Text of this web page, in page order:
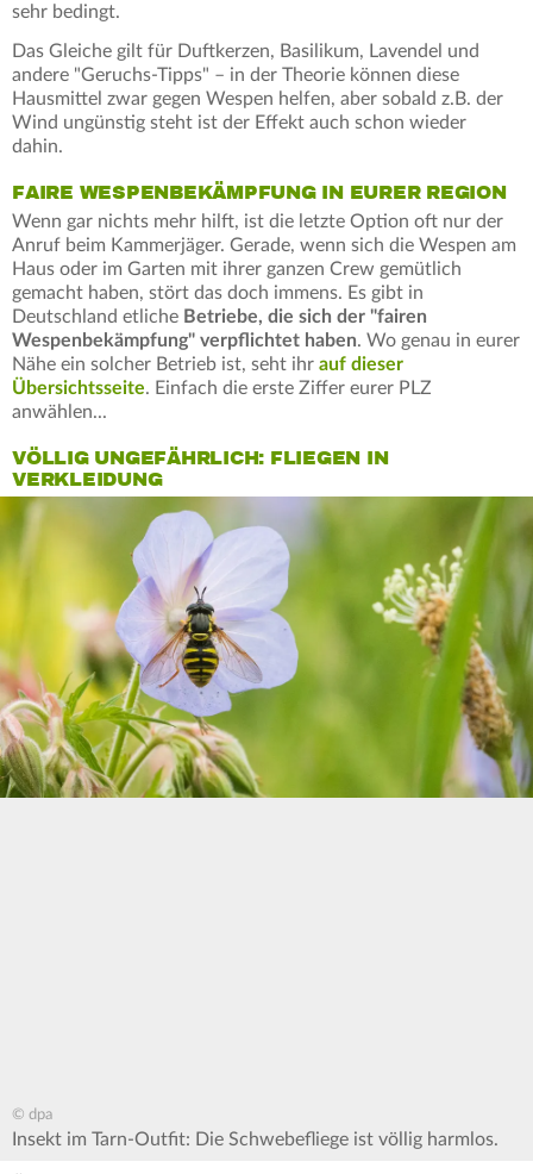
sehr bedingt.
Das Gleiche gilt für Duftkerzen, Basilikum, Lavendel und
andere "Geruchs-Tipps" – in der Theorie können diese
Hausmittel zwar gegen Wespen helfen, aber sobald z.B. der
Wind ungünstig steht ist der Effekt auch schon wieder
dahin.
FAIRE WESPENBEKÄMPFUNG IN EURER REGION
Wenn gar nichts mehr hilft, ist die letzte Option oft nur der
Anruf beim Kammerjäger. Gerade, wenn sich die Wespen am
Haus oder im Garten mit ihrer ganzen Crew gemütlich
gemacht haben, stört das doch immens. Es gibt in
Deutschland etliche Betriebe, die sich der "fairen
Wespenbekämpfung" verpflichtet haben. Wo genau in eurer
Nähe ein solcher Betrieb ist, seht ihr auf dieser
Übersichtsseite. Einfach die erste Ziffer eurer PLZ
anwählen...
VÖLLIG UNGEFÄHRLICH: FLIEGEN IN
VERKLEIDUNG
© dpa
Insekt im Tarn-Outfit: Die Schwebefliege ist völlig harmlos.